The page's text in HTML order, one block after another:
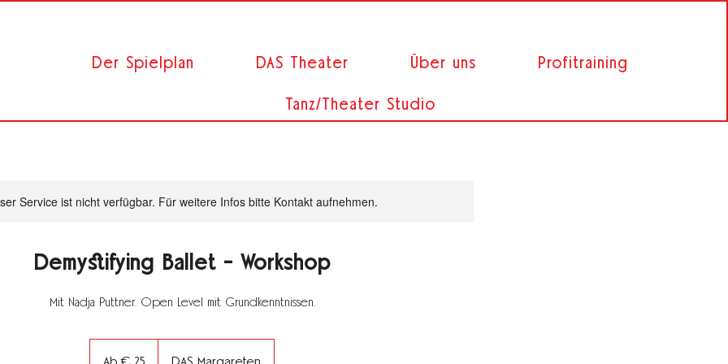
Der Spielplan DAS Theater Über uns Profitraining
Tanz/Theater Studio
Service ist nicht verfügbar. Für weitere Infos bitte Kontakt aufnehmen.
Demystifying Ballet - Workshop
Mit Nadja Puttner. Open Level mit Grundkenntnissen.
Euro